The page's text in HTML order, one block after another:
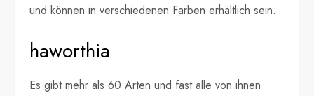
und können in verschiedenen Farben erhältlich sein.
haworthia
Es gibt mehr als 60 Arten und fast alle von ihnen